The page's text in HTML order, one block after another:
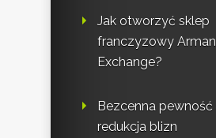
Jak otworzyć sklep
franczyzowy
Exchange?
Bezcenna pewność
redukcja blizn